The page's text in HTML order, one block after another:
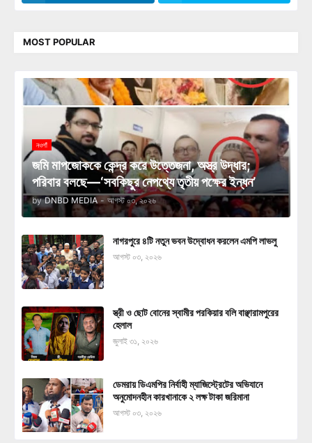
MOST POPULAR
নওগাঁ
জমি মাপজোককে কেন্দ্র করে উত্তেজনা, অস্ত্র উদ্ধার;
পরিবার বলছে—‘সবকিছুর নেপথ্যে তৃতীয় পক্ষের ইন্ধন’
by DNBD MEDIA - আগস্ট ০৩, ২০২৬
নাগরপুরে ৪টি নতুন ভবন উদ্বোধন করলেন এমপি লাভলু
আগস্ট ০৩, ২০২৬
স্ত্রী ও ছোট বোনের স্বামীর পরকিয়ার বলি বাঞ্ছারামপুরের
হেলাল
জুলাই ৩১, ২০২৬
ডেমরায় ডিএমপির নির্বাহী ম্যাজিস্ট্রেটের অভিযানে
অনুমোদনহীন কারখানাকে ২ লক্ষ টাকা জরিমানা
আগস্ট ০৩, ২০২৬